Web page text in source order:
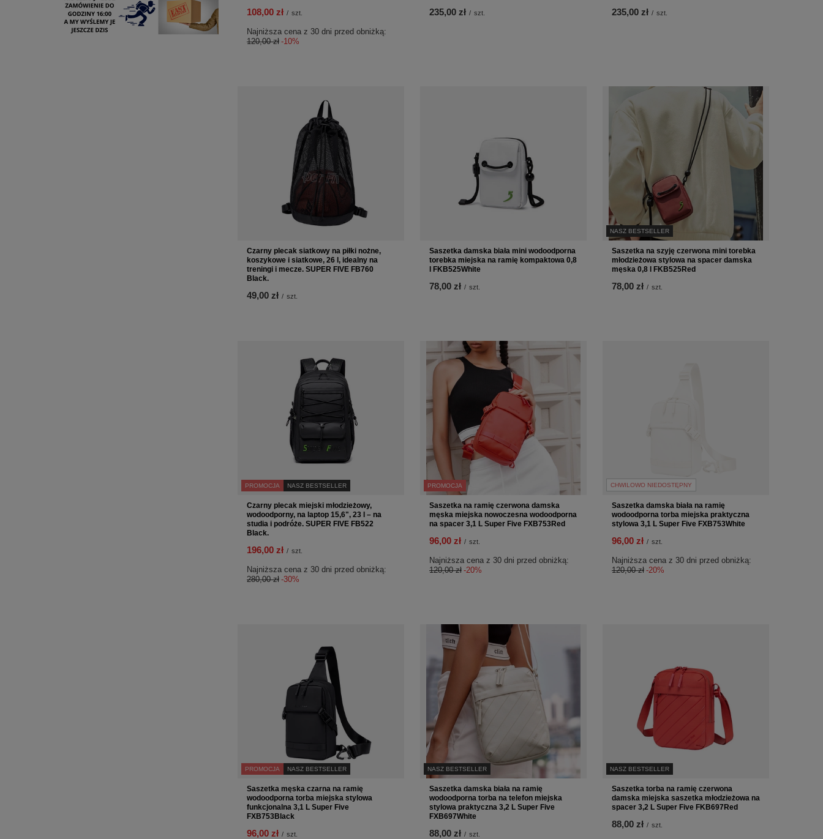
108,00 zł / szt.
Najniższa cena z 30 dni przed obniżką:
120,00 zł -10%
235,00 zł / szt. 235,00 zł / szt.
Czarny plecak siatkowy na piłki nożne,
koszykowe i siatkowe, 26 l, idealny na
treningi i mecze. SUPER FIVE FB760
Black.
49,00 zł / szt.
Saszetka damska biała mini wodoodporna
torebka miejska na ramię kompaktowa 0,8
l FKB525White
78,00 zł / szt.
NASZ BESTSELLER
Saszetka na szyję czerwona mini torebka
młodzieżowa stylowa na spacer damska
męska 0,8 l FKB525Red
78,00 zł / szt.
PROMOCJA NASZ BESTSELLER
Czarny plecak miejski młodzieżowy,
wodoodporny, na laptop 15,6", 23 l – na
studia i podróże. SUPER FIVE FB522
Black.
196,00 zł / szt.
Najniższa cena z 30 dni przed obniżką:
280,00 zł -30%
PROMOCJA
Saszetka na ramię czerwona damska
męska miejska nowoczesna wodoodporna
na spacer 3,1 L Super Five FXB753Red
96,00 zł / szt.
Najniższa cena z 30 dni przed obniżką:
120,00 zł -20%
CHWILOWO NIEDOSTĘPNY
Saszetka damska biała na ramię
wodoodporna torba miejska praktyczna
stylowa 3,1 L Super Five FXB753White
96,00 zł / szt.
Najniższa cena z 30 dni przed obniżką:
120,00 zł -20%
PROMOCJA NASZ BESTSELLER
Saszetka męska czarna na ramię
wodoodporna torba miejska stylowa
funkcjonalna 3,1 L Super Five
FXB753Black
96,00 zł / szt.
NASZ BESTSELLER
Saszetka damska biała na ramię
wodoodporna torba na telefon miejska
stylowa praktyczna 3,2 L Super Five
FXB697White
88,00 zł / szt.
NASZ BESTSELLER
Saszetka torba na ramię czerwona
damska miejska saszetka młodzieżowa na
spacer 3,2 L Super Five FKB697Red
88,00 zł / szt.